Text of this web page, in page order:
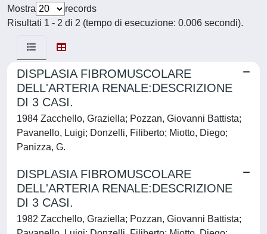
Mostra
records
Risultati 1 - 2 di 2 (tempo di esecuzione: 0.006 secondi).
DISPLASIA FIBROMUSCOLARE
DELL'ARTERIA RENALE:DESCRIZIONE
DI 3 CASI.
1984 Zacchello, Graziella; Pozzan, Giovanni Battista;
Pavanello, Luigi; Donzelli, Filiberto; Miotto, Diego;
Panizza, G.
DISPLASIA FIBROMUSCOLARE
DELL'ARTERIA RENALE:DESCRIZIONE
DI 3 CASI.
1982 Zacchello, Graziella; Pozzan, Giovanni Battista;